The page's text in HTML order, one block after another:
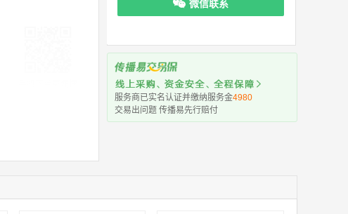
微信联系
服务商已实名认证并缴纳服务金4980
交易出问题 传播易先行赔付